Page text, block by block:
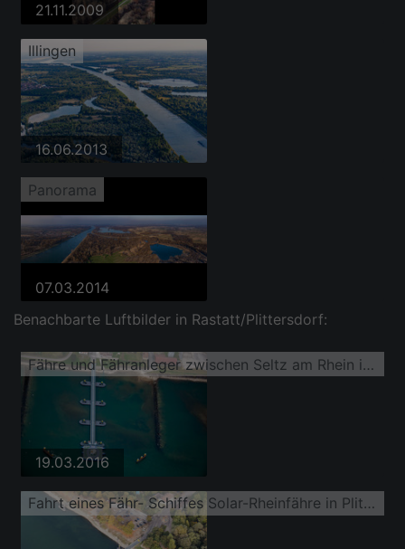
21.11.2009
Illingen
16.06.2013
Panorama
07.03.2014
Benachbarte Luftbilder in Rastatt/Plittersdorf:
Fähre und Fähranleger zwischen Seltz am Rhein im Elsaß und Plittersdorf
19.03.2016
Fahrt eines Fähr- Schiffes Solar-Rheinfähre in Plittersdorf